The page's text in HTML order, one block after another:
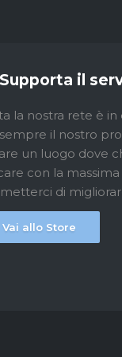
il
la nostra rete è
il nostro
un luogo dove
con la
di
Vai allo Store